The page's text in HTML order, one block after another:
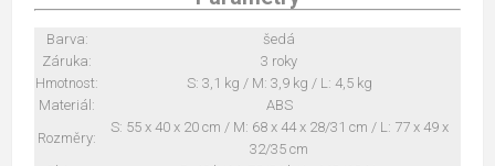
Barva:
šedá
Záruka:
3 roky
Hmotnost:
S: 3,1 kg / M: 3,9 kg / L: 4,5 kg
Materiál:
ABS
Rozměry:
S: 55 x 40 x 20 cm / M: 68 x 44 x 28/31 cm / L: 77 x 49 x
32/35 cm